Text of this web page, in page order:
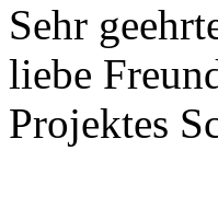
Sehr
liebe
Projektes